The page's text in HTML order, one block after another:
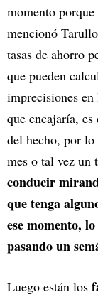
momento
mencionó
tasas de ahorro
que pueden
imprecisiones
que encajaría, es
del hecho, por lo
mes o tal vez un
conducir
que tenga
ese momento,
pasando un
Luego están los